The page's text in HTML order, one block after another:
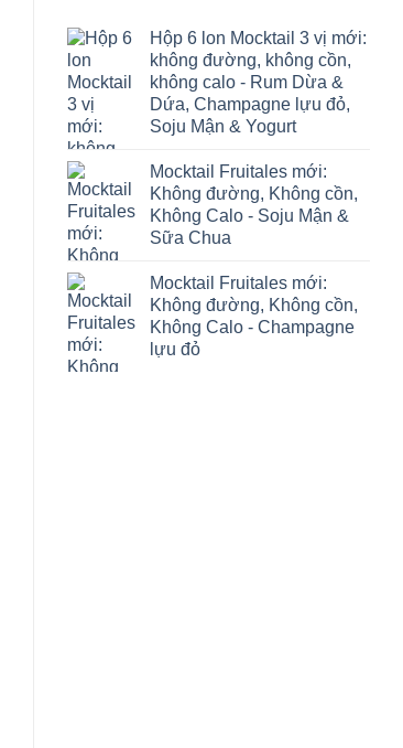
Hộp 6 lon Mocktail 3 vị mới:
không đường, không cồn,
không calo - Rum Dừa &
Dứa, Champagne lựu đỏ,
Soju Mận & Yogurt
Mocktail Fruitales mới:
Không đường, Không cồn,
Không Calo - Soju Mận &
Sữa Chua
Mocktail Fruitales mới:
Không đường, Không cồn,
Không Calo - Champagne
lựu đỏ